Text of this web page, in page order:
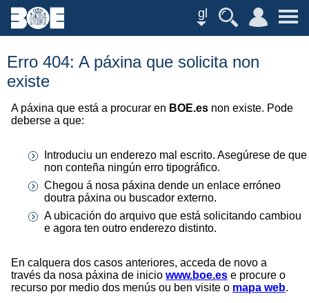
gl
Erro 404: A páxina que solicita non
existe
A páxina que está a procurar en BOE.es non existe. Pode
deberse a que:
Introduciu un enderezo mal escrito. Asegúrese de que
non conteña ningún erro tipográfico.
Chegou á nosa páxina dende un enlace erróneo
doutra páxina ou buscador externo.
A ubicación do arquivo que está solicitando cambiou
e agora ten outro enderezo distinto.
En calquera dos casos anteriores, acceda de novo a
través da nosa páxina de inicio www.boe.es e procure o
recurso por medio dos menús ou ben visite o mapa web.